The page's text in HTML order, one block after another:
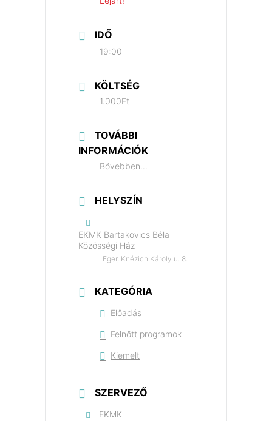
IDŐ
19:00
KÖLTSÉG
1.000Ft
TOVÁBBI
INFORMÁCIÓK
Bővebben...
HELYSZÍN
EKMK Bartakovics Béla
Közösségi Ház
Eger, Knézich Károly u. 8.
KATEGÓRIA
Előadás
Felnőtt programok
Kiemelt
SZERVEZŐ
EKMK